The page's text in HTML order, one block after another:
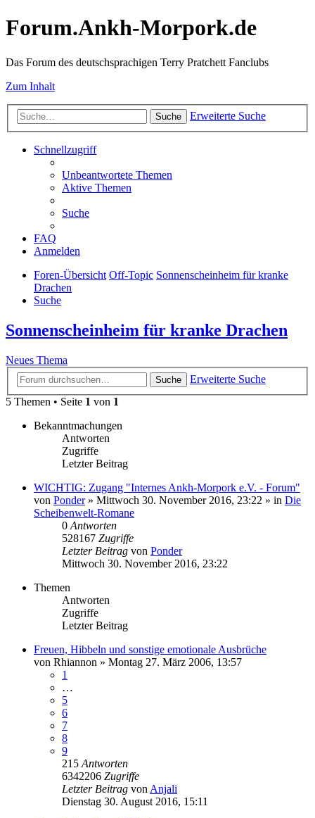
Forum.Ankh-Morpork.de
Das Forum des deutschsprachigen Terry Pratchett Fanclubs
Zum Inhalt
Suche Erweiterte Suche
Schnellzugriff
Unbeantwortete Themen
Aktive Themen
Suche
FAQ
Anmelden
Foren-Übersicht Off-Topic Sonnenscheinheim für kranke
Drachen
Suche
Sonnenscheinheim für kranke Drachen
Neues Thema
Suche
Erweiterte Suche
5 Themen • Seite 1 von 1
Bekanntmachungen
Antworten
Zugriffe
Letzter Beitrag
WICHTIG: Zugang "Internes Ankh-Morpork e.V. - Forum"
von Ponder» Mittwoch 30. November 2016, 23:22 » in Die
Scheibenwelt-Romane
0 Antworten
528167 Zugriffe
Letzter Beitrag von Ponder
Mittwoch 30. November 2016, 23:22
Themen
Antworten
Zugriffe
Letzter Beitrag
Freuen, Hibbeln und sonstige emotionale Ausbrüche
von Rhiannon » Montag 27. März 2006, 13:57
1
…
5
6
7
8
9
215 Antworten
6342206 Zugriffe
Letzter Beitrag von Anjali
Dienstag 30. August 2016, 15:11